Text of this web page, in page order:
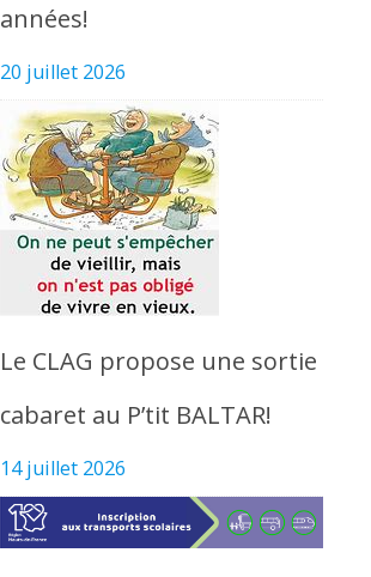
années!
20 juillet 2026
Le CLAG propose une sortie
cabaret au P’tit BALTAR!
14 juillet 2026